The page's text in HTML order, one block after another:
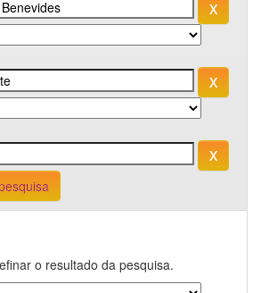
o resultado da pesquisa.